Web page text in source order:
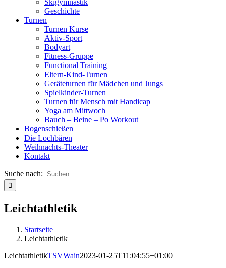
Skigymnastik
Geschichte
Turnen
Turnen Kurse
Aktiv-Sport
Bodyart
Fitness-Gruppe
Functional Training
Eltern-Kind-Turnen
Geräteturnen für Mädchen und Jungs
Spielkinder-Turnen
Turnen für Mensch mit Handicap
Yoga am Mittwoch
Bauch – Beine – Po Workout
Bogenschießen
Die Lochbären
Weihnachts-Theater
Kontakt
Suche nach:
Leichtathletik
Startseite
Leichtathletik
LeichtathletikTSVWain2023-01-25T11:04:55+01:00